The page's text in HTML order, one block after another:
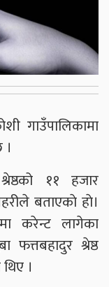
गाउँपालिकामा
११ हजार
बताएकाे हाे।
करेन्ट लागेका
श्रेष्ठ
।